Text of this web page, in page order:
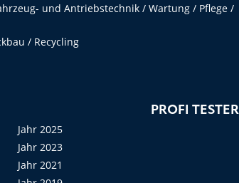
und Antriebstechnik / Wartung / Pflege /
/ Recycling
Jahr 2025
Jahr 2023
Jahr 2021
PROFI TESTER